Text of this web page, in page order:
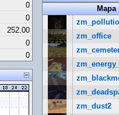
0
0
252.00
0
0
Mapa
zm_office
zm_dust2